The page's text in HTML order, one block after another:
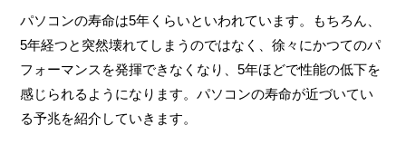
パソコンの寿命は5年くらいといわれています。もちろん、
5年経つと突然壊れてしまうのではなく、徐々にかつてのパ
フォーマンスを発揮できなくなり、5年ほどで性能の低下を
感じられるようになります。パソコンの寿命が近づいてい
る予兆を紹介していきます。